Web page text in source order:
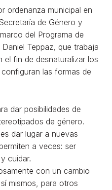
ordenanza municipal en
de Género y
del Programa de
Teppaz, que trabaja
fin de desnaturalizar los
las formas de
dar posibilidades de
de género.
dar lugar a nuevas
a veces: ser
cuidar.
con un cambio
mismos, para otros